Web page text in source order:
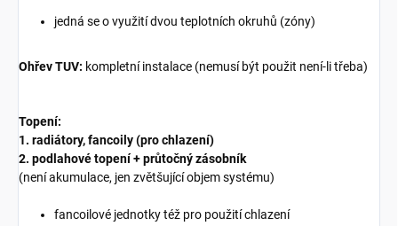
jedná se o využití dvou teplotních okruhů (zóny)
Ohřev TUV: kompletní instalace (nemusí být použit není-li třeba)
Topení:
1. radiátory, fancoily (pro chlazení)
2. podlahové topení + průtočný zásobník
(není akumulace, jen zvětšující objem systému)
fancoilové jednotky též pro použití chlazení